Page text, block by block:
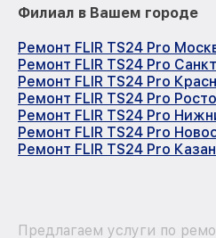
Филиал в Вашем городе
Ремонт FLIR TS24 Pro
Ремонт FLIR TS24 Pro
Ремонт FLIR TS24 Pro
Ремонт FLIR TS24 Pro
Ремонт FLIR TS24 Pro
Ремонт FLIR TS24 Pro
Ремонт FLIR TS24 Pro
Предлагаем услуги по